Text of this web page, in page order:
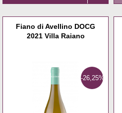
Fiano di Avellino DOCG
2021 Villa Raiano
-26,25%